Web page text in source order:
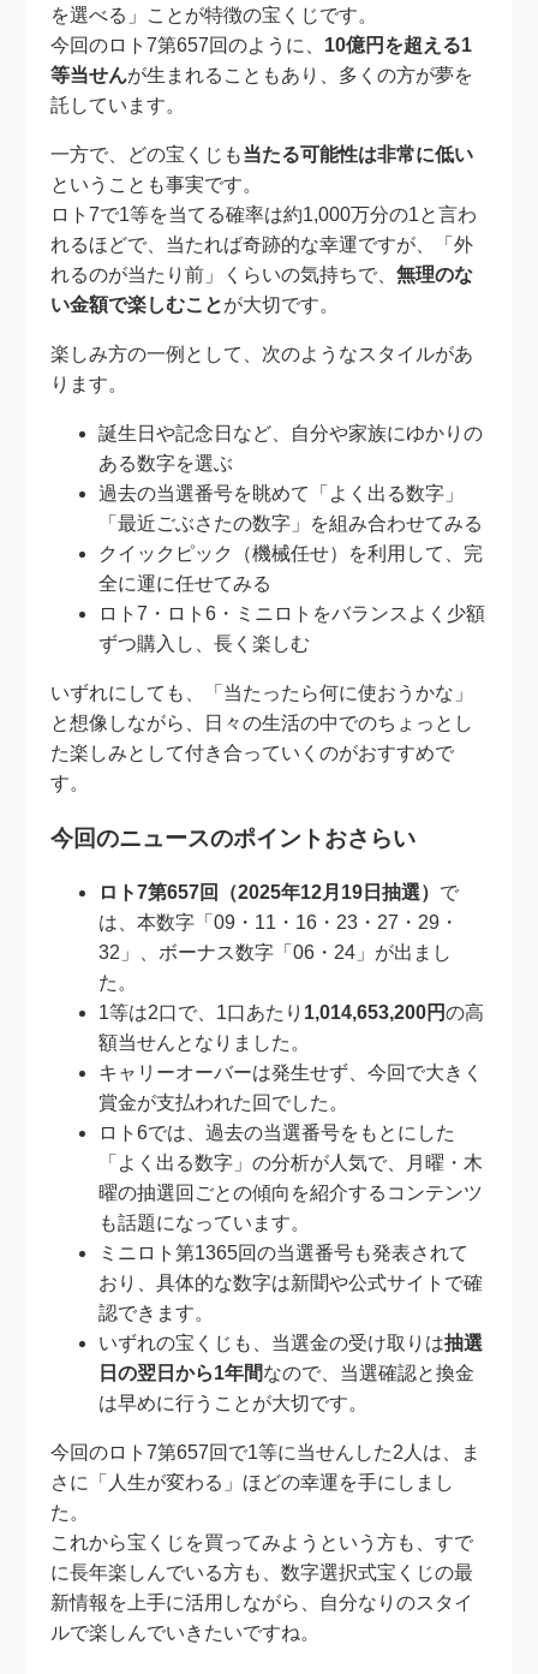
を選べる」ことが特徴の宝くじです。
今回のロト7第657回のように、 10億円を超える1
等当せんが生まれることもあり、多くの方が夢を
託しています。
一方で、どの宝くじも当たる可能性は非常に低い
ということも事実です。
ロト7で1等を当てる確率は約1,000万分の1と言わ
れるほどで、当たれば奇跡的な幸運ですが、「外
れるのが当たり前」くらいの気持ちで、無理のな
い金額で楽しむことが大切です。
楽しみ方の一例として、次のようなスタイルがあ
ります。
誕生日や記念日など、自分や家族にゆかりの
ある数字を選ぶ
過去の当選番号を眺めて「よく出る数字」
「最近ごぶさたの数字」を組み合わせてみる
クイックピック（機械任せ）を利用して、完
全に運に任せてみる
ロト7・ロト6・ミニロトをバランスよく少額
ずつ購入し、長く楽しむ
いずれにしても、「当たったら何に使おうかな」
と想像しながら、日々の生活の中でのちょっとし
た楽しみとして付き合っていくのがおすすめで
す。
今回のニュースのポイントおさらい
ロト7第657回（2025年12月19日抽選） で
は、本数字「09・11・16・23・27・29・
32」、ボーナス数字「06・24」が出まし
た。
1等は2口で、1口あたり 1,014,653,200円の高
額当せんとなりました。
キャリーオーバーは発生せず、今回で大きく
賞金が支払われた回でした。
ロト6では、過去の当選番号をもとにした
「よく出る数字」の分析が人気で、月曜・木
曜の抽選回ごとの傾向を紹介するコンテンツ
も話題になっています。
ミニロト第1365回の当選番号も発表されて
おり、具体的な数字は新聞や公式サイトで確
認できます。
いずれの宝くじも、当選金の受け取りは抽選
日の翌日から1年間なので、当選確認と換金
は早めに行うことが大切です。
今回のロト7第657回で1等に当せんした2人は、ま
さに「人生が変わる」ほどの幸運を手にしまし
た。
これから宝くじを買ってみようという方も、すで
に長年楽しんでいる方も、数字選択式宝くじの最
新情報を上手に活用しながら、自分なりのスタイ
ルで楽しんでいきたいですね。